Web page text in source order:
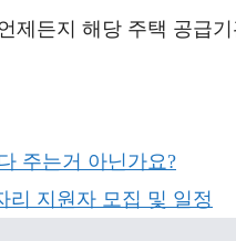
제든지 해당 주택 공급
주는거 아닌가요?
리 지원자 모집 및 일정